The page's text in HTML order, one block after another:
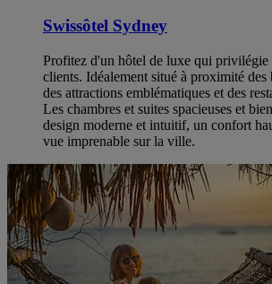
Swissôtel Sydney
Profitez d'un hôtel de luxe qui privilégie
clients. Idéalement situé à proximité des
des attractions emblématiques et des
Les chambres et suites spacieuses et
design moderne et intuitif, un confort
vue imprenable sur la ville.